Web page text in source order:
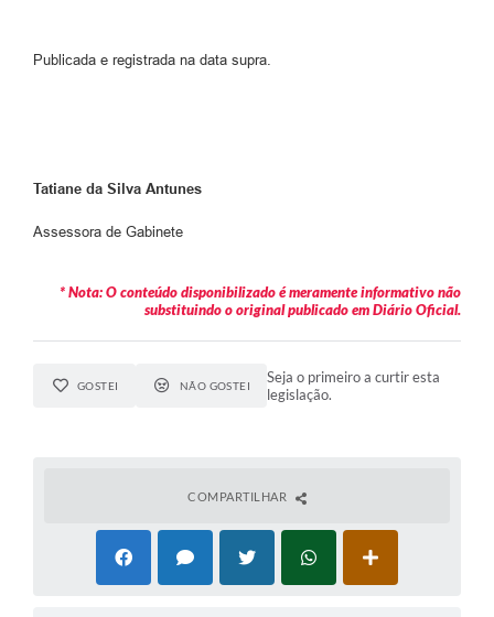
Publicada e registrada na data supra.
Tatiane da Silva Antunes
Assessora de Gabinete
* Nota: O conteúdo disponibilizado é meramente informativo não
substituindo o original publicado em Diário Oficial.
GOSTEI NÃO GOSTEI
Seja o primeiro a curtir esta
legislação.
COMPARTILHAR